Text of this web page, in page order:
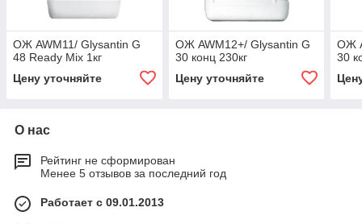
ОЖ AWM11/ Glysantin G
48 Ready Mix 1кг
Цену уточняйте
ОЖ AWM12+/ Glysantin G
30 конц 230кг
Цену уточняйте
ОЖ
30
О нас
Рейтинг не сформирован
Менее 5 отзывов за последний год
Работает с 09.01.2013